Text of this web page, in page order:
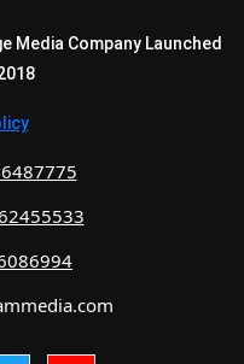
Media Company Launched